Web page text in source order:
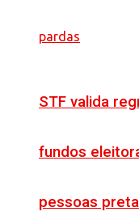
STF valida
fundos
pessoas